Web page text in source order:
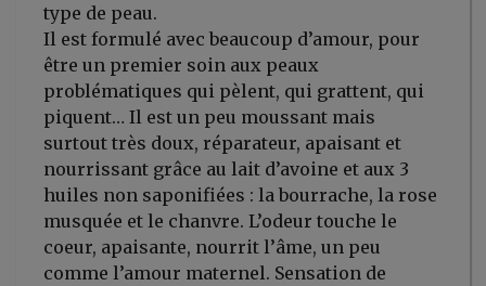
type de peau.
Il est formulé avec beaucoup d’amour, pour
être un premier soin aux peaux
problématiques qui pèlent, qui grattent, qui
piquent… Il est un peu moussant mais
surtout très doux, réparateur, apaisant et
nourrissant grâce au lait d’avoine et aux 3
huiles non saponifiées : la bourrache, la rose
musquée et le chanvre. L’odeur touche le
coeur, apaisante, nourrit l’âme, un peu
comme l’amour maternel. Sensation de